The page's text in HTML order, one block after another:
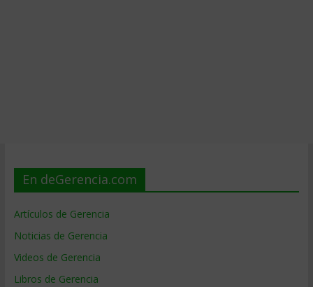
En deGerencia.com
Artículos de Gerencia
Noticias de Gerencia
Videos de Gerencia
Libros de Gerencia